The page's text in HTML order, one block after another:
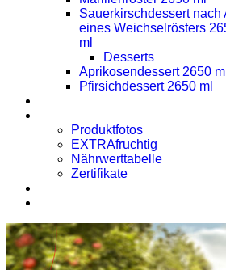
Sauerkirschdessert nach
eines Weichselrösters
ml
Desserts
Aprikosendessert 2650 ml
Pfirsichdessert 2650 ml
Produktfotos
EXTRAfruchtig
Nährwerttabelle
Zertifikate